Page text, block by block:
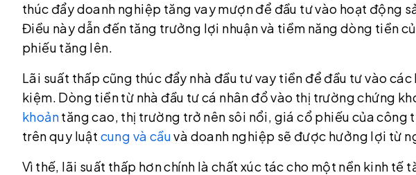
thúc đẩy doanh nghiệp tăng vay mượn để đầu tư vào hoạt động
Điều này dẫn đến tăng trưởng lợi nhuận và tiềm năng dòng tiền
phiếu tăng lên.
Lãi suất thấp cũng thúc đẩy nhà đầu tư vay tiền để đầu tư vào
kiệm. Dòng tiền từ nhà đầu tư cá nhân đổ vào thị trường chứng
khoảntăng cao, thị trường trở nên sôi nổi, giá cổ phiếu của công
trên quy luật cung và cầuvà doanh nghiệp sẽ được hưởng lợi từ
Vì thế, lãi suất thấp hơn chính là chất xúc tác cho một nền kinh tế